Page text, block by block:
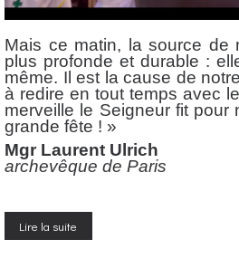
Mais ce matin, la source de
plus profonde et durable :
même. Il est la cause de
à redire en tout temps avec
merveille le Seigneur fit pour
grande fête ! »
Mgr Laurent Ulrich
archevêque de Paris
Lire la suite